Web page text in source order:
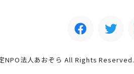
NPO法人あおぞら All Rights Reserved.